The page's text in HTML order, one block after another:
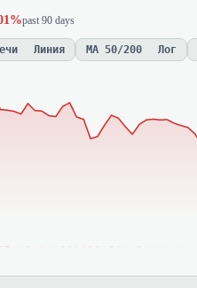
past 90 days
Линия MA 50/200 Лог